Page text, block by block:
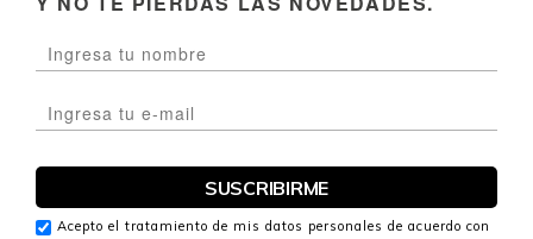
Acepto el tratamiento de mis datos personales de acuerdo con